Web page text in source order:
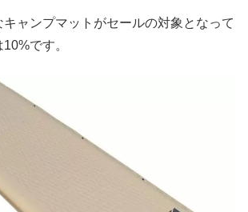
ャンプマットがセールの対象となって
です。